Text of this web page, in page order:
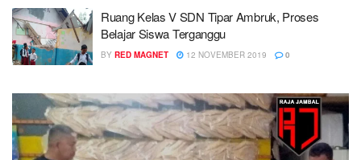
Ruang Kelas V SDN Tipar Ambruk, Proses
Belajar Siswa Terganggu
BY RED MAGNET 12 NOVEMBER 2019 0